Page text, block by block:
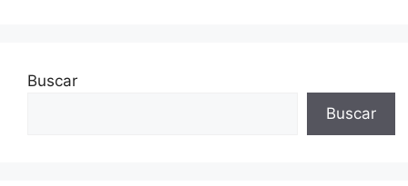
Buscar
Buscar